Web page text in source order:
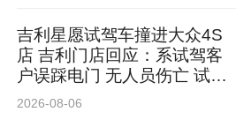
吉利星愿试驾车撞进大众4S
店 吉利门店回应：系试驾客
户误踩电门 无人员伤亡 试驾
车有全额保险
2026-08-06